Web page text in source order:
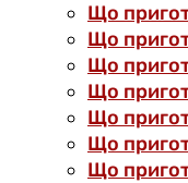
Що
Що
Що
Що
Що
Що
Що